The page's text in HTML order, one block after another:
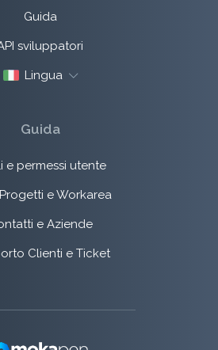
Guida
sviluppatori
Lingua
Guida
e permessi utente
e Workarea
e Aziende
Clienti e Ticket